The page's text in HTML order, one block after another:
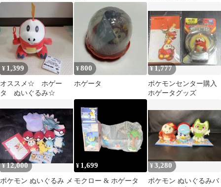
¥ 1,399
オススメ☆ ホゲー
タ ぬいぐるみ☆
¥800
ホゲータ
¥1,777
ポケモンセンター購入
ホゲータグッズ
¥12,000
ポケモン ぬいぐるみ メ
¥ 1,699
モクロー & ホゲータ
¥3,280
ポケモン ぬいぐるみバ